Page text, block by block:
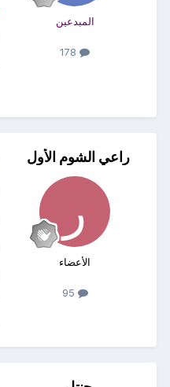
المبدعين
راعي الشوم الأول
الأعضاء